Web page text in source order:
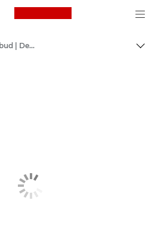
Canon Logo, back
Skift
Canon Cashback | Tilbud | Deals